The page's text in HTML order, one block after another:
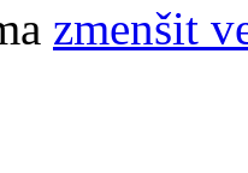
zmenšit